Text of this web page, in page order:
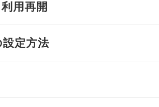
用再開
定方法